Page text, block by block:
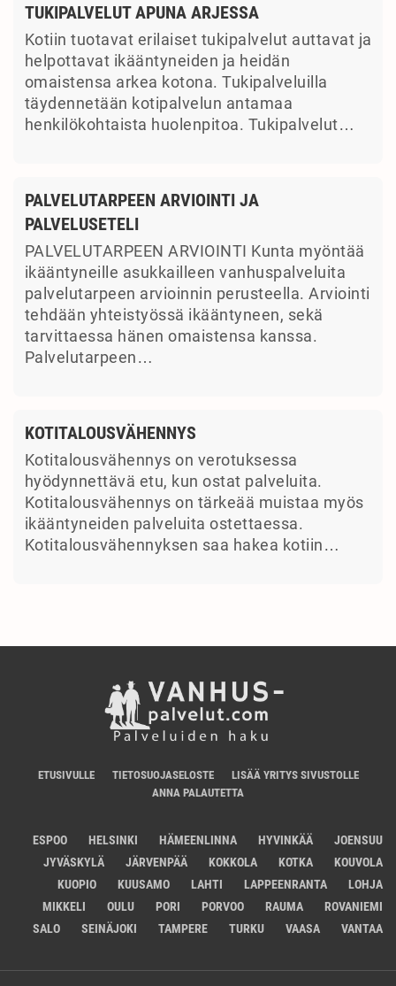
TUKIPALVELUT APUNA ARJESSA
Kotiin tuotavat erilaiset tukipalvelut auttavat ja
helpottavat ikääntyneiden ja heidän
omaistensa arkea kotona. Tukipalveluilla
täydennetään kotipalvelun antamaa
henkilökohtaista huolenpitoa. Tukipalvelut…
PALVELUTARPEEN ARVIOINTI JA
PALVELUSETELI
PALVELUTARPEEN ARVIOINTI Kunta myöntää
ikääntyneille asukkailleen vanhuspalveluita
palvelutarpeen arvioinnin perusteella. Arviointi
tehdään yhteistyössä ikääntyneen, sekä
tarvittaessa hänen omaistensa kanssa.
Palvelutarpeen…
KOTITALOUSVÄHENNYS
Kotitalousvähennys on verotuksessa
hyödynnettävä etu, kun ostat palveluita.
Kotitalousvähennys on tärkeää muistaa myös
ikääntyneiden palveluita ostettaessa.
Kotitalousvähennyksen saa hakea kotiin…
ETUSIVULLE TIETOSUOJASELOSTE
LISÄÄ YRITYS SIVUSTOLLE
ANNA PALAUTETTA
ESPOO HELSINKI HÄMEENLINNA HYVINKÄÄ
JOENSUU
JYVÄSKYLÄ
JÄRVENPÄÄ KOKKOLA KOTKA
KOUVOLA
KUOPIO
KUUSAMO LAHTI LAPPEENRANTA
LOHJA
MIKKELI
OULU PORI PORVOO RAUMA
ROVANIEMI
SALO
SEINÄJOKI TAMPERE TURKU VAASA VANTAA